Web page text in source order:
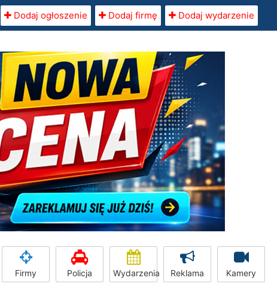
Dodaj ogłoszenie Dodaj firmę Dodaj wydarzenie
Firmy Policja Wydarzenia Reklama Kamery